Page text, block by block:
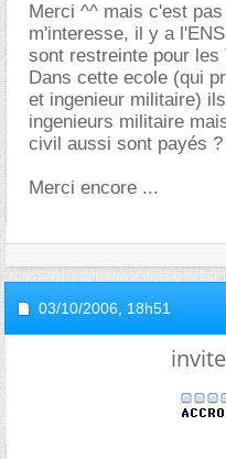
Merci ^^ mais c'est
m'interesse, il y a
sont restreinte pour les
Dans cette ecole (qui
et ingenieur militaire)
ingenieurs militaire
civil aussi sont payés ?
Merci encore ...
03/10/2006, 18h51